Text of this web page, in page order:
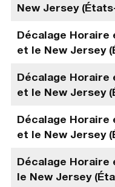
New Jersey
Décalage
et le New Jersey
Décalage Horaire
et le New Jersey
Décalage Horaire
et le New Jersey
Décalage
le New Jersey